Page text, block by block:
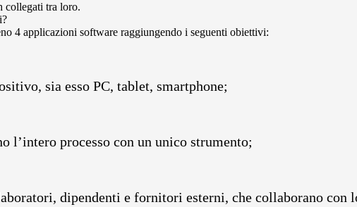
collegati tra loro.
4 applicazioni software raggiungendo i seguenti obiettivi:
sia esso PC, tablet, smartphone;
l’intero processo con un unico strumento;
dipendenti e fornitori esterni, che collaborano con